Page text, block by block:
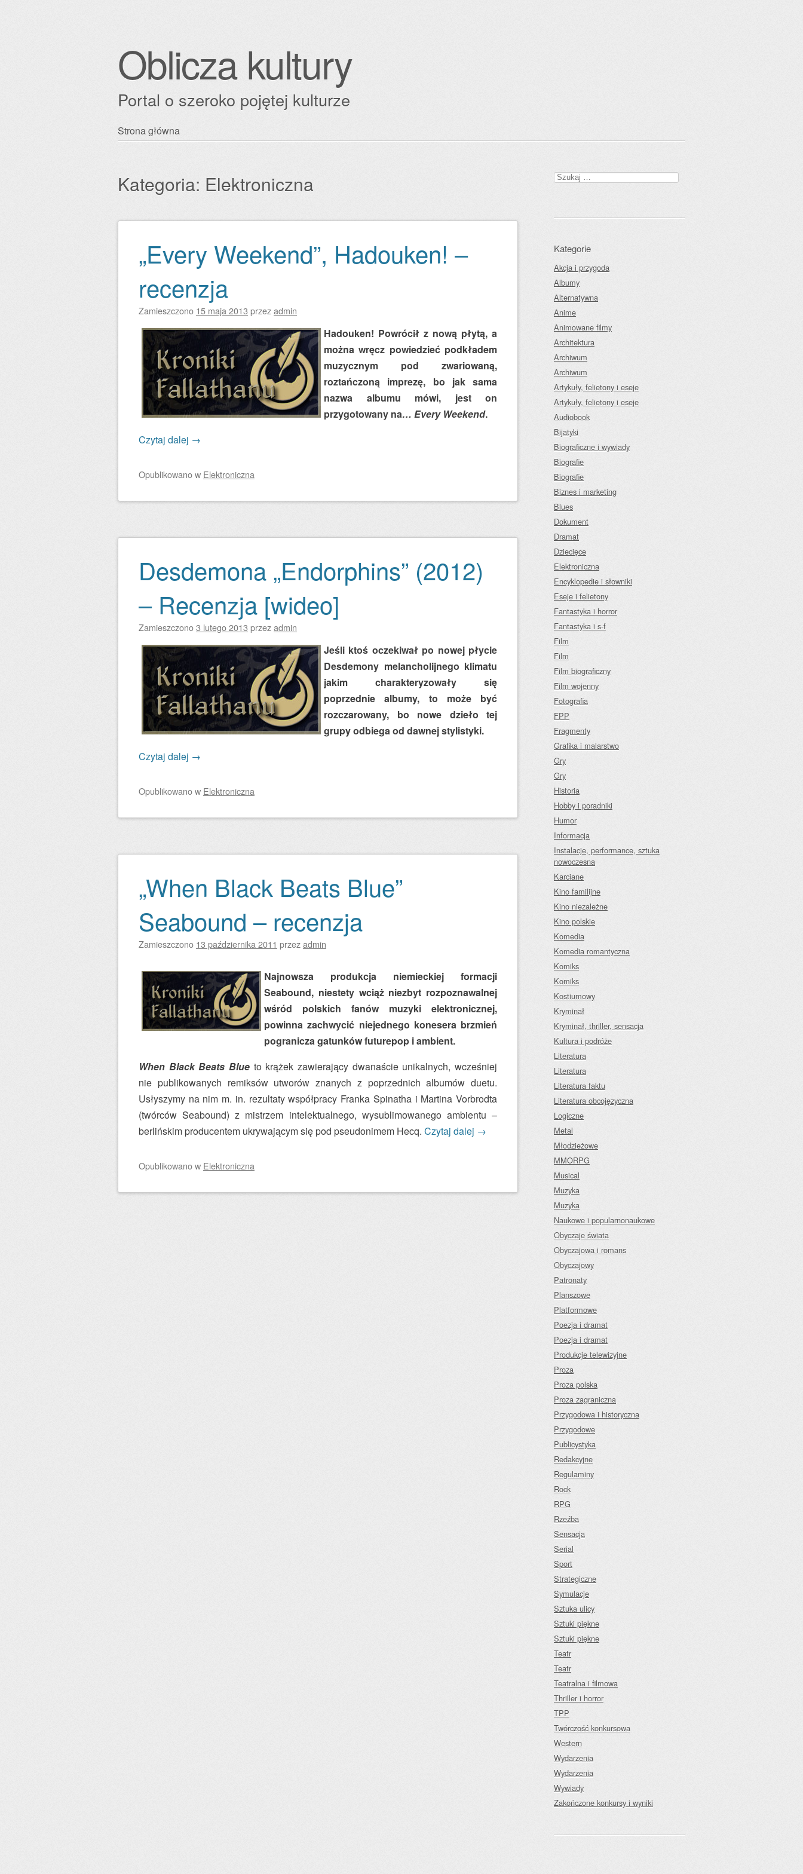
Oblicza kultury
Portal o szeroko pojętej kulturze
Przejdź
Strona główna
Kategoria: Elektroniczna
Zobacz wpisy
„Every Weekend”, Hadouken! –
recenzja
Zamieszczono 15 maja 2013 przezadmin
Hadouken! Powrócił z nową płytą, a
można wręcz powiedzieć podkładem
muzycznym pod zwariowaną,
roztańczoną imprezę, bo jak sama
nazwa albumu mówi, jest on
przygotowany na… Every Weekend.
Czytaj dalej →
Opublikowanow Elektroniczna
Desdemona „Endorphins” (2012)
– Recenzja [wideo]
Zamieszczono3 lutego 2013 przezadmin
Jeśli ktoś oczekiwał po nowej płycie
Desdemony melancholijnego klimatu
jakim charakteryzowały się
poprzednie albumy, to może być
rozczarowany, bo nowe dzieło tej
grupy odbiega od dawnej stylistyki.
Czytaj dalej →
Opublikowanow Elektroniczna
„When Black Beats Blue”
Seabound – recenzja
Zamieszczono 13 października 2011 przezadmin
Najnowsza produkcja niemieckiej formacji
Seabound, niestety wciąż niezbyt rozpoznawalnej
wśród polskich fanów muzyki elektronicznej,
powinna zachwycić niejednego konesera brzmień
pogranicza gatunków futurepop i ambient.
When Black Beats Blue to krążek zawierający dwanaście unikalnych, wcześniej
nie publikowanych remiksów utworów znanych z poprzednich albumów duetu.
Usłyszymy na nim m. in. rezultaty współpracy Franka Spinatha i Martina Vorbrodta
(twórców Seabound) z mistrzem intelektualnego, wysublimowanego ambientu –
berlińskim producentem ukrywającym się pod pseudonimem Hecq. Czytaj dalej →
Opublikowanow Elektroniczna
Szukaj:
Kategorie
Akcja i przygoda
Albumy
Alternatywna
Anime
Animowane filmy
Architektura
Archiwum
Archiwum
Artykuły, felietony i eseje
Artykuły, felietony i eseje
Audiobook
Bijatyki
Biograficzne i wywiady
Biografie
Biografie
Biznes i marketing
Blues
Dokument
Dramat
Dziecięce
Elektroniczna
Encyklopedie i słowniki
Eseje i felietony
Fantastyka i horror
Fantastyka i s-f
Film
Film
Film biograficzny
Film wojenny
Fotografia
FPP
Fragmenty
Grafika i malarstwo
Gry
Gry
Historia
Hobby i poradniki
Humor
Informacja
Instalacje, performance, sztuka
nowoczesna
Karciane
Kino familijne
Kino niezależne
Kino polskie
Komedia
Komedia romantyczna
Komiks
Komiks
Kostiumowy
Kryminał
Kryminał, thriller, sensacja
Kultura i podróże
Literatura
Literatura
Literatura faktu
Literatura obcojęzyczna
Logiczne
Metal
Młodzieżowe
MMORPG
Musical
Muzyka
Muzyka
Naukowe i popularnonaukowe
Obyczaje świata
Obyczajowa i romans
Obyczajowy
Patronaty
Planszowe
Platformowe
Poezja i dramat
Poezja i dramat
Produkcje telewizyjne
Proza
Proza polska
Proza zagraniczna
Przygodowa i historyczna
Przygodowe
Publicystyka
Redakcyjne
Regulaminy
Rock
RPG
Rzeźba
Sensacja
Serial
Sport
Strategiczne
Symulacje
Sztuka ulicy
Sztuki piękne
Sztuki piękne
Teatr
Teatr
Teatralna i filmowa
Thriller i horror
TPP
Twórczość konkursowa
Western
Wydarzenia
Wydarzenia
Wywiady
Zakończone konkursy i wyniki